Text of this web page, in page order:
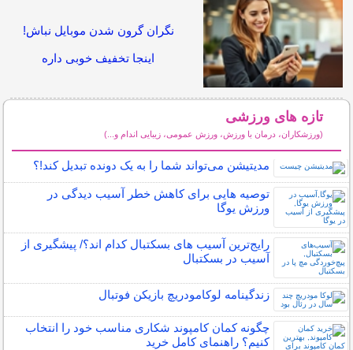
نگران گرون شدن موبایل نباش!
اینجا تخفیف خوبی داره
تازه های ورزشی
(ورزشکاران، درمان با ورزش، ورزش عمومی، زیبایی اندام و...)
مدیتیشن می‌تواند شما را به یک دونده تبدیل کند!؟
توصیه هایی برای کاهش خطر آسیب دیدگی در
ورزش یوگا
رایج‌ترین آسیب های بسکتبال کدام اند؟/ پیشگیری از
آسیب در بسکتبال
زندگینامه لوکامودریچ بازیکن فوتبال
چگونه کمان کامپوند شکاری مناسب خود را انتخاب
کنیم؟ راهنمای کامل خرید